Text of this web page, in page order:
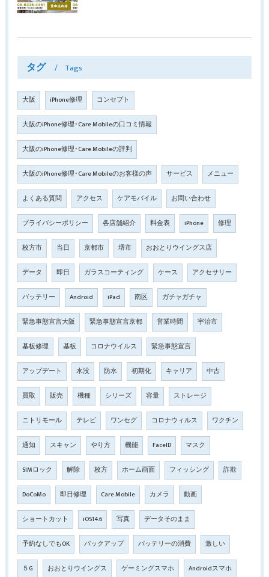
タグ Tags
大阪 iPhone修理 コンセプト
大阪のiPhone修理･Care Mobileの口コミ情報
大阪のiPhone修理･Care Mobileの評判
大阪のiPhone修理･Care Mobileのお客様の声 サービス メニュー
よくある質問 アクセス ケアモバイル お問い合わせ
プライバシーポリシー 各店舗紹介 料金表 iPhone 修理
枚方市 当日 京都市 堺市 おおとりウイングス店
データ 即日 ガラスコーティング ケース アクセサリー
バッテリー Android iPad 南区 ガチャガチャ
緊急事態宣言大阪 緊急事態宣言京都 営業時間 宇治市
基板修理 基板 コロナウイルス 緊急事態宣言
アップデート 水没 防水 初期化 キャリア 中古
買取 販売 機種 シリーズ 容量 ストレージ
ニトリモール テレビ ワンセグ コロナウィルス ワクチン
通知 スキャン やり方 機能 FaceID マスク
SIMロック 解除 枚方 ホーム画面 フィッシング 詐欺
DoCoMo 即日修理 Care Mobile カメラ 動画
ショートカット iOS14.6 写真 データそのまま
予約なしでもOK バックアップ バッテリーの消費 激しい
５G おおとりウイングス ゲーミングスマホ Androidスマホ